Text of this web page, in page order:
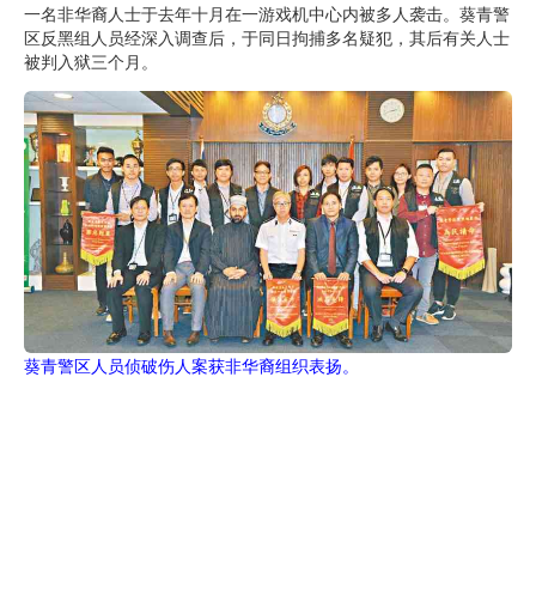
一名非华裔人士于去年十月在一游戏机中心内被多人袭击。葵青警
区反黑组人员经深入调查后，于同日拘捕多名疑犯，其后有关人士
被判入狱三个月。
葵青警区人员侦破伤人案获非华裔组织表扬。